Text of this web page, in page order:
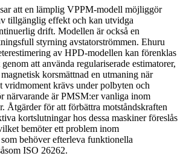
att en lämplig VPPM-modell möjliggör
tillgänglig effekt och kan utvidga
drift. Modellen är också en
styrning avstatorströmmen. Ehuru
av HPD-modellen kan förenklas
att använda regulariserade estimatorer,
korsmättnad en utmaning när
vridmoment krävs under polbyten och
närvarande är PMSM:er vanliga inom
Åtgärder för att förbättra motståndskraften
kortslutningar hos dessa maskiner föreslås
bemöter ett problem inom
behöver efterleva funktionella
ISO 26262.